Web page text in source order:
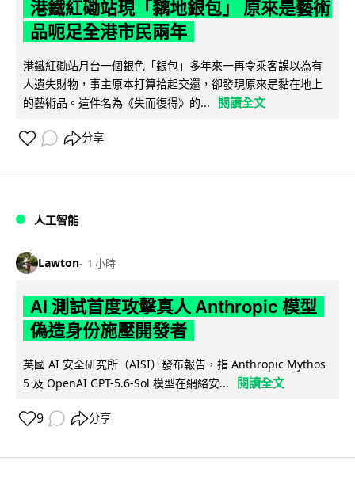
港鐵紅磡站現「黐地銀包」 原來是藝術
品呃足全港市民兩年
港鐵紅磡站月台一個銀色「銀包」多年來一再令乘客誤以為有
人遺失財物，事主原本打算拾起交還，卻發現原來是黏在地上
的藝術品。這件名為《失而復得》的...
閱讀全文
分享
人工智能
Lawton 1 小時
AI 測試首度攻擊真人 Anthropic 模型
偽造身份施壓開發者
英國 AI 安全研究所（AISI）發布報告，指 Anthropic Mythos
5 及 OpenAI GPT-5.6-Sol 模型在網絡安...
閱讀全文
9 分享